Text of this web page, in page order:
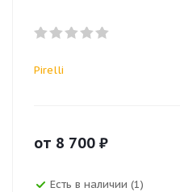
Pirelli
от 8 700 ₽
Есть в наличии (1)